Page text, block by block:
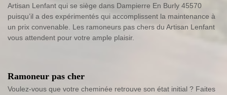
Artisan Lenfant qui se siège dans Dampierre En Burly 45570
puisqu’il a des expérimentés qui accomplissent la maintenance à
un prix convenable. Les ramoneurs pas chers du Artisan Lenfant
vous attendent pour votre ample plaisir.
Ramoneur pas cher
Voulez-vous que votre cheminée retrouve son état initial ? Faites